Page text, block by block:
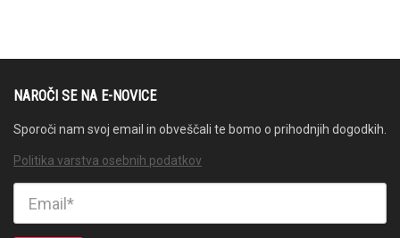
NAROČI SE NA E-NOVICE
Sporoči nam svoj email in obveščali te bomo o prihodnjih dogodkih.
Politika varstva osebnih podatkov